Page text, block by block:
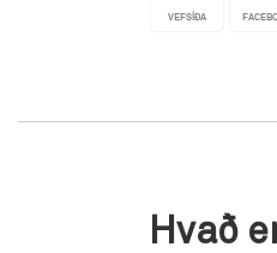
VEFSÍÐA
Hvað